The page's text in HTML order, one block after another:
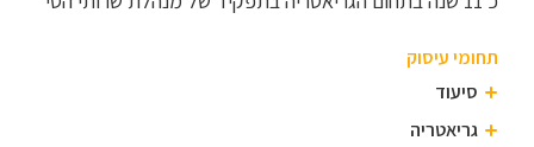
תחומי עיסוק
סיעוד
גריאטריה